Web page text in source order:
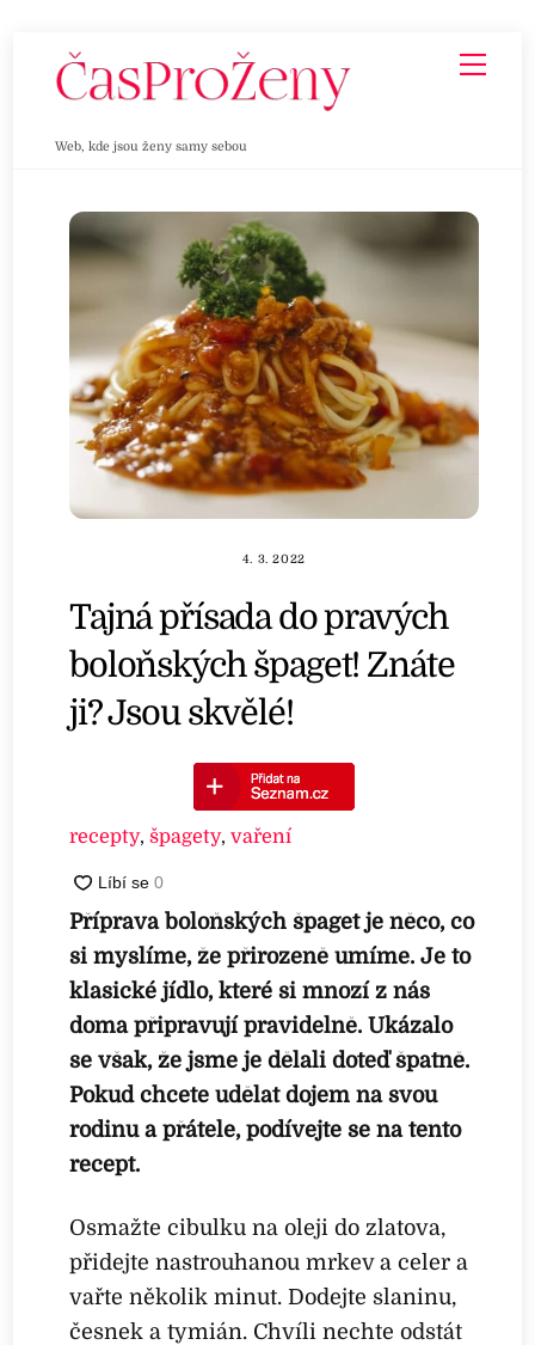
Web, kde jsou ženy samy sebou
4. 3. 2022
Tajná přísada do pravých
boloňských špaget! Znáte
ji? Jsou skvělé!
recepty,špagety,vaření
Příprava boloňských špaget je něco, co
si myslíme, že přirozeně umíme. Je to
klasické jídlo, které si mnozí z nás
doma připravují pravidelně. Ukázalo
se však, že jsme je dělali doteď špatně.
Pokud chcete udělat dojem na svou
rodinu a přátele, podívejte se na tento
recept.
Osmažte cibulku na oleji do zlatova,
přidejte nastrouhanou mrkev a celer a
vařte několik minut. Dodejte slaninu,
česnek a tymián. Chvíli nechte odstát